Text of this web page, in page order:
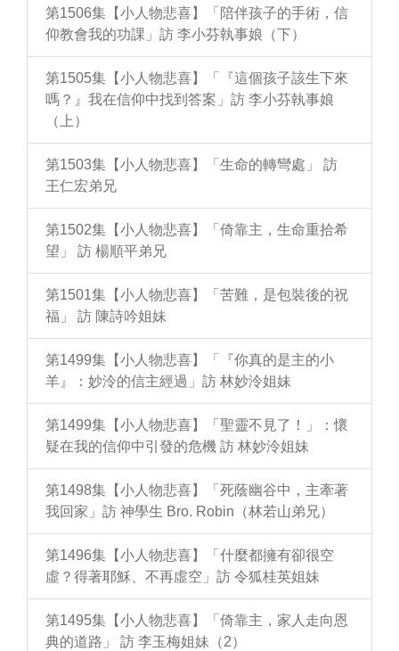
第1506集【小人物悲喜】「陪伴孩子的手術，信
仰教會我的功課」訪 李小芬執事娘（下）
第1505集【小人物悲喜】「『這個孩子該生下來
嗎？』我在信仰中找到答案」訪 李小芬執事娘
（上）
第1503集【小人物悲喜】「生命的轉彎處」 訪
王仁宏弟兄
第1502集【小人物悲喜】「倚靠主，生命重拾希
望」 訪 楊順平弟兄
第1501集【小人物悲喜】「苦難，是包裝後的祝
福」 訪 陳詩吟姐妹
第1499集【小人物悲喜】「『你真的是主的小
羊』：妙泠的信主經過」訪 林妙泠姐妹
第1499集【小人物悲喜】「聖靈不見了！」：懷
疑在我的信仰中引發的危機 訪 林妙泠姐妹
第1498集【小人物悲喜】「死蔭幽谷中，主牽著
我回家」訪 神學生 Bro. Robin（林若山弟兄）
第1496集【小人物悲喜】「什麼都擁有卻很空
虛？得著耶穌、不再虛空」訪 令狐桂英姐妹
第1495集【小人物悲喜】「倚靠主，家人走向恩
典的道路」 訪 李玉梅姐妹（2）